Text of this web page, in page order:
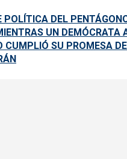
POLÍTICA DEL
UN DEMÓCRATA
CUMPLIÓ SU PROMESA